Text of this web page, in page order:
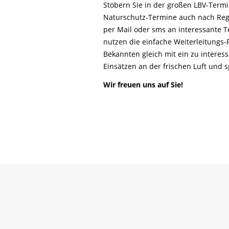
bestellen
Life-Natur-Projekte
Auffangstation
International
Stöbern Sie in der großen LBV-
Naturschutz-Termine auch nach
per Mail oder sms an interessante
nutzen die einfache
Bekannten gleich mit ein zu
Einsätzen an der frischen Luft und
Wir freuen uns auf Sie!